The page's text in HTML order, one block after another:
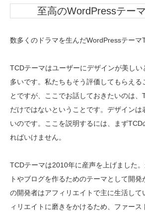
至高のWordPressテー
数多くのドラマを生んだWordPressテーマ
TCDテーマはユーザーにデザインが美し
多いです。私たちもそう評価してもらえる
とですが、ここでお話しておきたいのは、
だけではないということです。デザインは
いのです。ここを説明するには、まず
ればいけません。
TCDテーマは2010年に産声を上げました
トやブログを作るためのテーマとして開
の開発者はアフィリエイトで主に生活して
ィリエイトに磨きをかけるため、ファース